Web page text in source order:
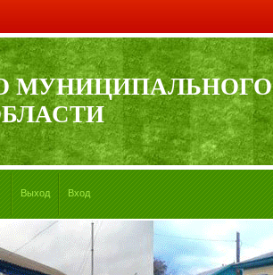
МУНИЦИПАЛЬНОГО
Выход Вход